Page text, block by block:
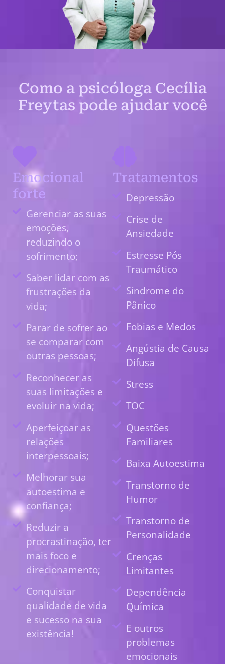
Como a psicóloga Cecília
Freytas pode ajudar você
Emocional
forte
Gerenciar as suas
emoções,
reduzindo o
sofrimento;
Saber lidar com as
frustrações da
vida;
Parar de sofrer ao
se comparar com
outras pessoas;
Reconhecer as
suas limitações e
evoluir na vida;
Aperfeiçoar as
relações
interpessoais;
Melhorar sua
autoestima e
confiança;
Reduzir a
procrastinação, ter
mais foco e
direcionamento;
Conquistar
qualidade de vida
e sucesso na sua
existência!
Tratamentos
Depressão
Crise de
Ansiedade
Estresse Pós
Traumático
Síndrome do
Pânico
Fobias e Medos
Angústia de Causa
Difusa
Stress
TOC
Questões
Familiares
Baixa Autoestima
Transtorno de
Humor
Transtorno de
Personalidade
Crenças
Limitantes
Dependência
Química
E outros
problemas
emocionais